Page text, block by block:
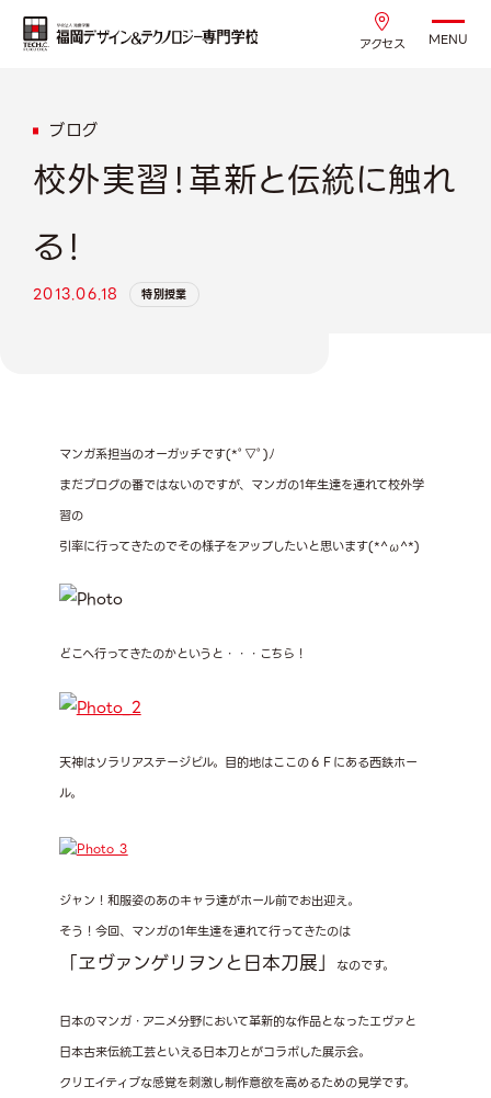
アクセス MENU
ブログ
校外実習！革新と伝統に触れ
る！
2013.06.18 特別授業
マンガ系担当のオーガッチです(*ﾟ▽ﾟ)ﾉ
まだブログの番ではないのですが、マンガの1年生達を連れて校外学
習の
引率に行ってきたのでその様子をアップしたいと思います(*^ω^*)
どこへ行ってきたのかというと・・・こちら！
天神はソラリアステージビル。目的地はここの６Ｆにある西鉄ホー
ル。
ジャン！和服姿のあのキャラ達がホール前でお出迎え。
そう！今回、マンガの1年生達を連れて行ってきたのは
「ヱヴァンゲリヲンと日本刀展」 なのです。
日本のマンガ・アニメ分野において革新的な作品となったエヴァと
日本古来伝統工芸といえる日本刀とがコラボした展示会。
クリエイティブな感覚を刺激し制作意欲を高めるための見学です。